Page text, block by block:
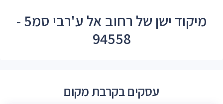
מיקוד ישן של רחוב אל ע'רבי סמ5 -
94558
עסקים בקרבת מקום